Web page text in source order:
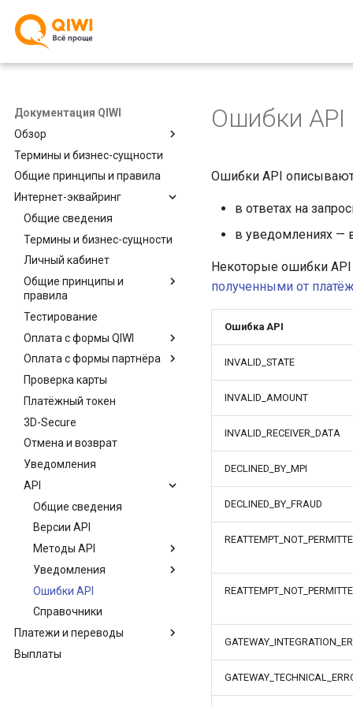
Документация QIWI
Обзор
Общие сведения
Поиск по сайту
Ссылки
Термины и бизнес-сущности
Общие принципы и правила
Интернет-эквайринг
Общие сведения
Термины и бизнес-сущности
Личный кабинет
Общие принципы и
правила
Изменения во
взаимодействии
Проведение платежа и
взаиморасчёты
Решение об успешности
операции
Тестирование
Оплата с формы QIWI
Общие сведения
Платёжная форма QIWI
Оплата с помощью API
Оплата по ссылке или QR-
Оплата с формы партнёра
Общие сведения
Сценарий оплаты
Банковская карта
Общие сведения
Платежи без участия
HUMO / UZCARD
Платёжный токен
Система быстрых платежей
Яндекс Пэй
Сбор клиентских данных
Проверка карты
Платёжный токен
3D-Secure
Отмена и возврат
Уведомления
API
Общие сведения
Версии API
Методы API
Создание счёта
Получение статуса счёта
Получение списка
Уведомления
Формат уведомления
CAPTURE
Формат уведомления
Ошибки API
Справочники
Платежи и переводы
Агентам
Выплаты
Ошибки API
Ошибки API описывают
в ответах на
в уведомлениях —
Некоторые ошибки
полученными от
Ошибка API
INVALID_STATE
INVALID_AMOUNT
INVALID_RECEIVER_DATA
DECLINED_BY_MPI
DECLINED_BY_FRAUD